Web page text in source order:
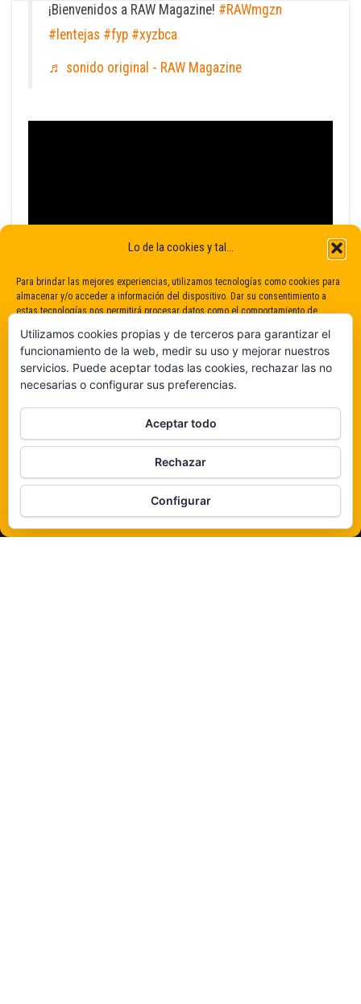
Lo de la cookies y tal...
Para brindar las mejores experiencias, utilizamos tecnologías como cookies para
almacenar y/o acceder a información del dispositivo. Dar su consentimiento a
estas tecnologías nos permitirá procesar datos como el comportamiento de
consentimiento puede afectar negativamente a determinadas características y
funciones.
De ninguna manera
Veámos que hay aquí
Política de cookies
¡Bienvenidos a RAW Magazine! #RAWmgzn
#lentejas #fyp #xyzbca
♬ sonido original - RAW Magazine
Funciona gracias aWordPress |Tema:Envo Magazine
Utilizamos cookies propias y de terceros para garantizar el
funcionamiento de la web, medir su uso y mejorar nuestros
servicios. Puede aceptar todas las cookies, rechazar las no
necesarias o configurar sus preferencias.
Aceptar todo
Rechazar
Configurar